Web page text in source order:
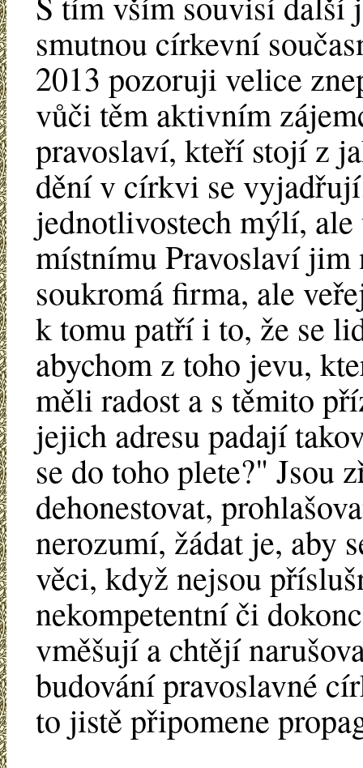
smutnou církevní
2013 pozoruji velice
vůči těm aktivním
pravoslaví, kteří stojí z
dění v církvi se
jednotlivostech mýlí,
místnímu Pravoslaví
soukromá firma, ale
k tomu patří i to, že se
abychom z toho jevu,
měli radost a s těmito
jejich adresu padají
se do toho plete?" Jsou
dehonestovat,
nerozumí, žádat je, aby
věci, když nejsou
nekompetentní či
vměšují a chtějí
budování pravoslavné
to jistě připomene